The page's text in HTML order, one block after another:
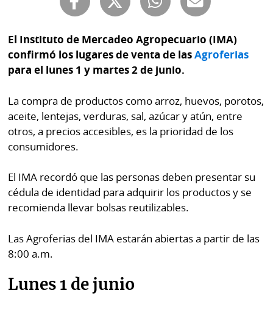
Buscador
Comunicados
Catálogos
Kiosko
digital
Luctuosas
RSS
Temas
Autores
Notas
al
lector
prácticas
SITIOS
por
Metro
Diario
El Instituto de Mercadeo Agropecuario (IMA)
confirmó los lugares de venta de lasAgroferias
para el lunes 1 y martes 2 de junio.
La compra de productos como arroz, huevos, porotos,
aceite, lentejas, verduras, sal, azúcar y atún, entre
otros, a precios accesibles, es la prioridad de los
consumidores.
El IMA recordó que las personas deben presentar su
cédula de identidad para adquirir los productos y se
recomienda llevar bolsas reutilizables.
Las Agroferias del IMA estarán abiertas a partir de las
8:00 a.m.
Lunes 1 de junio